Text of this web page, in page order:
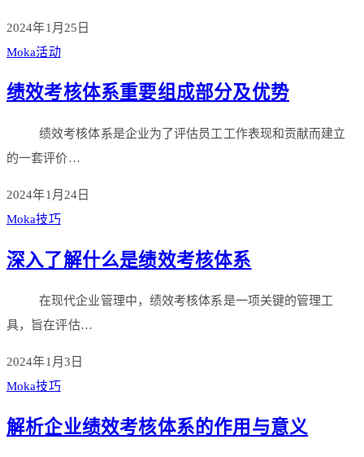
2024年1月25日
Moka活动
绩效考核体系重要组成部分及优势
绩效考核体系是企业为了评估员工工作表现和贡献而建立
的一套评价…
2024年1月24日
Moka技巧
深入了解什么是绩效考核体系
在现代企业管理中，绩效考核体系是一项关键的管理工
具，旨在评估…
2024年1月3日
Moka技巧
解析企业绩效考核体系的作用与意义